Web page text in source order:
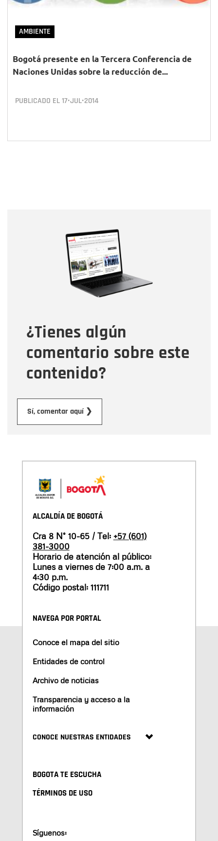
AMBIENTE
Bogotá presente en la Tercera Conferencia de
Naciones Unidas sobre la reducción de...
PUBLICADO EL17•JUL•2014
¿Tienes algún
comentario sobre este
contenido?
Sí, comentar aquí ❯
Correo electrónico
Tipo de comentario
Mensaje
ALCALDÍA DE BOGOTÁ
Cra 8 N° 10-65 / Tel: +57 (601)
381-3000
Horario de atención al público:
Lunes a viernes de 7:00 a.m. a
4:30 p.m.
Código postal: 111711
NAVEGA POR PORTAL
Conoce el mapa del sitio
Entidades de control
Archivo de noticias
Transparencia y acceso a la
información
CONOCE NUESTRAS ENTIDADES
BOGOTA TE ESCUCHA
TÉRMINOS DE USO
Síguenos: